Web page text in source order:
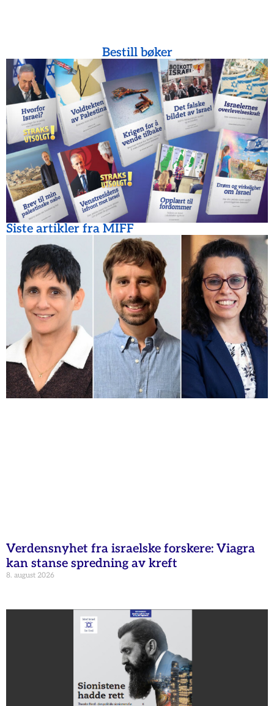
Bestill bøker
Siste artikler fra MIFF
Verdensnyhet fra israelske forskere: Viagra
kan stanse spredning av kreft
8. august 2026